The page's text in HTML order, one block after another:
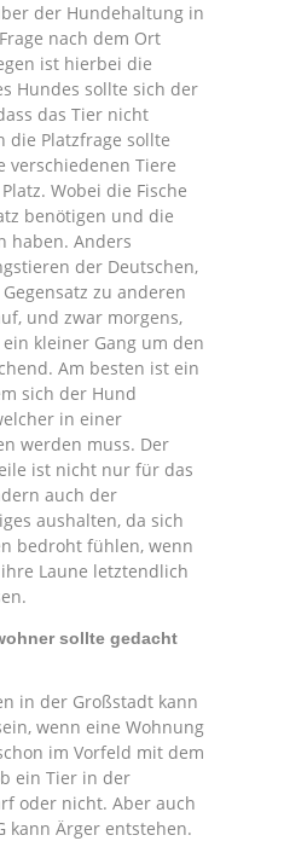
der Hundehaltung in
nach dem Ort
ist hierbei die
Hundes sollte sich der
das Tier nicht
die Platzfrage sollte
verschiedenen Tiere
Wobei die Fische
benötigen und die
haben. Anders
der Deutschen,
zu anderen
und zwar morgens,
kleiner Gang um den
Am besten ist ein
sich der Hund
in einer
werden muss. Der
ist nicht nur für das
auch der
aushalten, da sich
bedroht fühlen, wenn
Laune letztendlich
sollte gedacht
in der Großstadt kann
wenn eine Wohnung
im Vorfeld mit dem
ein Tier in der
oder nicht. Aber auch
kann Ärger entstehen.